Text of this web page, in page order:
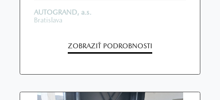
AUTOGRAND, a.s.
Bratislava
ZOBRAZIŤ PODROBNOSTI